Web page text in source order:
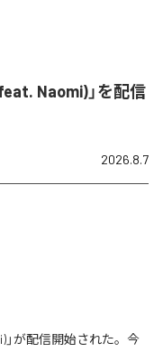
Naomi)」を配信
2026.8.7
」が配信開始された。今